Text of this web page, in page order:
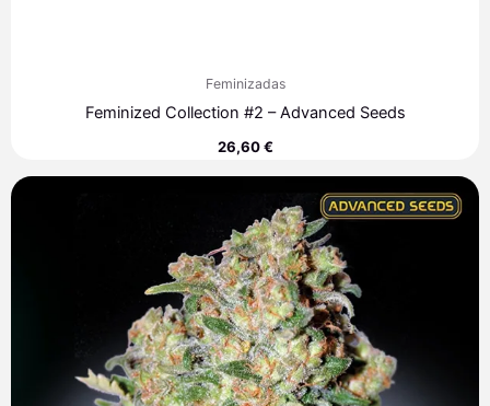
Feminizadas
Feminized Collection #2 – Advanced Seeds
26,60€
de
precios:
desde
5,30 €
hasta
313,40 €